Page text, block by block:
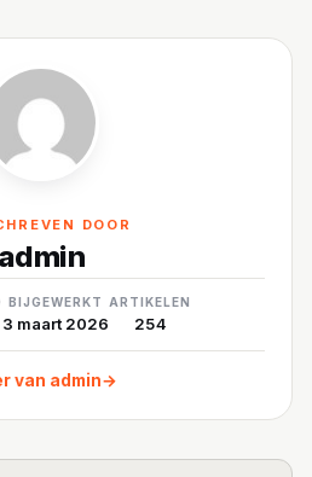
DOOR
admin
BIJGEWERKT
3 maart 2026
ARTIKELEN
254
van admin→